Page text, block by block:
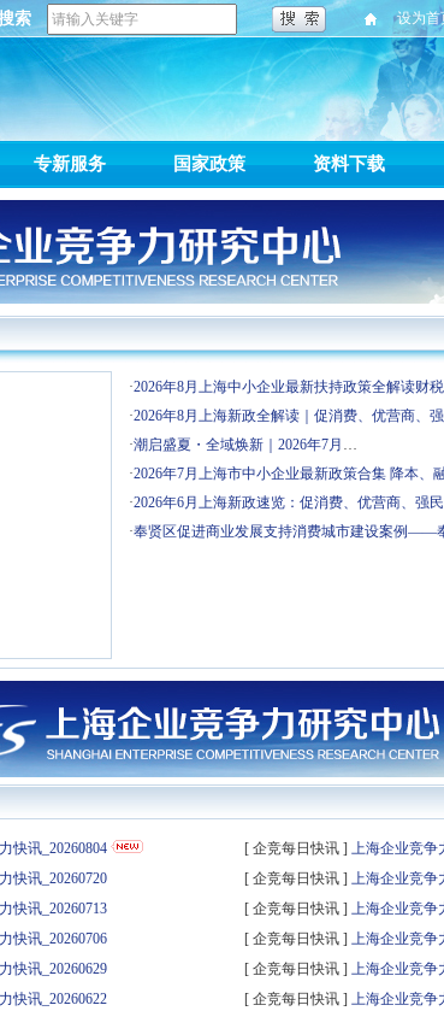
索 设为首
专新服务 国家政策 资料下载
·​2026年8月上海中小企业最新扶持政策全解读财税
·​2026年8月上海新政全解读｜促消费、优营商、强
·​潮启盛夏・全域焕新｜2026年7月 …
·2026年7月上海市中小企业最新政策合集 降本、
·​2026年6月上海新政速览：促消费、优营商、强民
·奉贤区促进商业发展支持消费城市建设案例——
快讯_20260804
快讯_20260720
快讯_20260713
快讯_20260706
快讯_20260629
快讯_20260622
[ 企竞每日快讯 ] 上海企业竞争
[ 企竞每日快讯 ] 上海企业竞争
[ 企竞每日快讯 ] 上海企业竞争
[ 企竞每日快讯 ] 上海企业竞争
[ 企竞每日快讯 ] 上海企业竞争
[ 企竞每日快讯 ] 上海企业竞争
兆妩 立丰 纱涓
翼集分 正章实业 钢银